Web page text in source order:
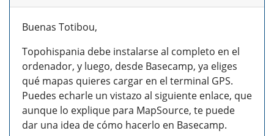
Buenas Totibou,
Topohispania debe instalarse al completo en el
ordenador, y luego, desde Basecamp, ya eliges
qué mapas quieres cargar en el terminal GPS.
Puedes echarle un vistazo al siguiente enlace, que
aunque lo explique para MapSource, te puede
dar una idea de cómo hacerlo en Basecamp.